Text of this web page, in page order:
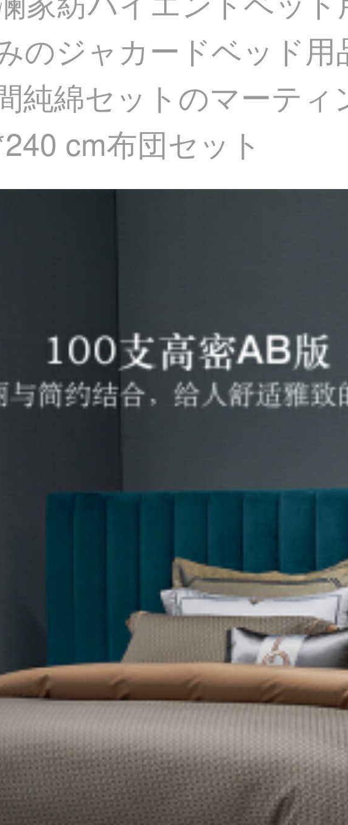
のジャカードベッド
純綿セットのマーティ
cm布団セット